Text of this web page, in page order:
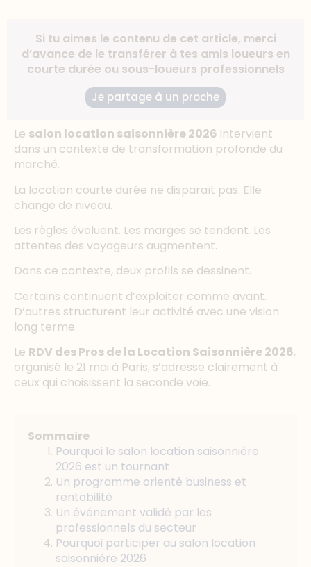
Si tu aimes le contenu de cet article, merci
d’avance de le transférer à tes amis loueurs en
courte durée ou sous-loueurs professionnels
Je partage à un proche
Le salon location saisonnière 2026 intervient
dans un contexte de transformation profonde du
marché.
La location courte durée ne disparaît pas. Elle
change de niveau.
Les règles évoluent. Les marges se tendent. Les
attentes des voyageurs augmentent.
Dans ce contexte, deux profils se dessinent.
Certains continuent d’exploiter comme avant.
D’autres structurent leur activité avec une vision
long terme.
Le RDV des Pros de la Location Saisonnière 2026,
organisé le 21 mai à Paris, s’adresse clairement à
ceux qui choisissent la seconde voie.
Sommaire
Pourquoi le salon location saisonnière
2026 est un tournant
Un programme orienté business et
rentabilité
Un événement validé par les
professionnels du secteur
Pourquoi participer au salon location
saisonnière 2026